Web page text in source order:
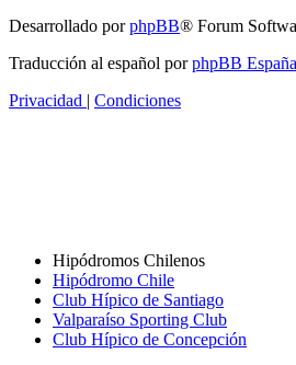
Desarrollado porphpBB® Forum
Traducción al español porphpBB España
Privacidad | Condiciones
Hipódromos Chilenos
Hipódromo Chile
Club Hípico de Santiago
Valparaíso Sporting Club
Club Hípico de Concepción